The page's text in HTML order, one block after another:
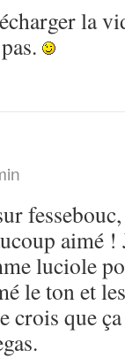
la
aimé !
luciole
le ton et
crois que